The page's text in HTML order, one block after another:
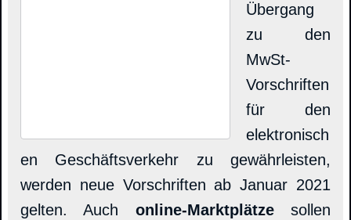
Übergang
zu den
MwSt-
Vorschriften
für den
elektronisch
en Geschäftsverkehr zu gewährleisten,
werden neue Vorschriften ab Januar 2021
gelten. Auch online-Marktplätzesollen